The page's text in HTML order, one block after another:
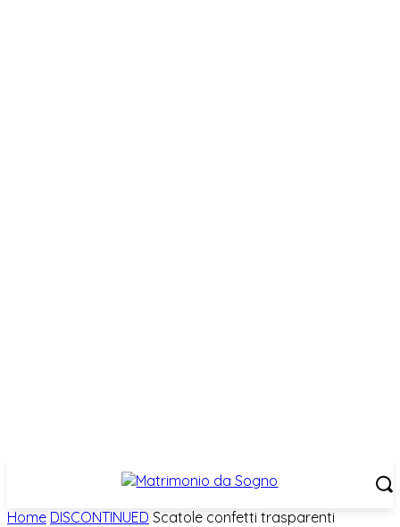
Home DISCONTINUED Scatole confetti trasparenti